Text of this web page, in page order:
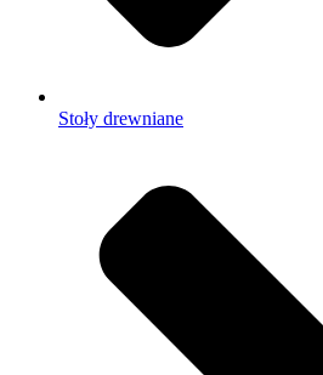
Stoły drewniane